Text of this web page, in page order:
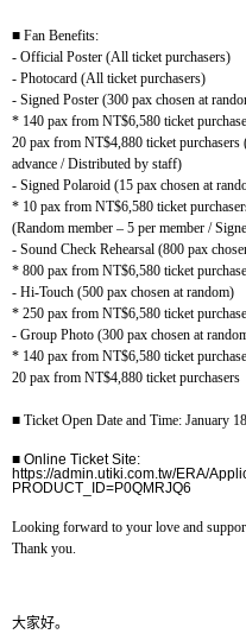
■ Fan Benefits:
- Official Poster (All ticket purchasers)
- Photocard (All ticket purchasers)
- Signed Poster (300 pax chosen at
* 140 pax from NT$6,580 ticket
20 pax from NT$4,880 ticket purchasers
advance / Distributed by staff)
- Signed Polaroid (15 pax chosen at
* 10 pax from NT$6,580 ticket
(Random member – 5 per member /
- Sound Check Rehearsal (800 pax
* 800 pax from NT$6,580 ticket
- Hi-Touch (500 pax chosen at random)
* 250 pax from NT$6,580 ticket
- Group Photo (300 pax chosen at
* 140 pax from NT$6,580 ticket
20 pax from NT$4,880 ticket purchasers
■ Ticket Open Date and Time: January
■ Online Ticket Site:
https://admin.utiki.com.tw/ERA/
PRODUCT_ID=P0QMRJQ6
Looking forward to your love and
Thank you.
大家好。